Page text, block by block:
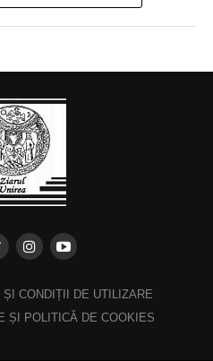
ȘI CONDIȚII DE UTILIZARE
ȘI POLITICĂ DE COOKIES